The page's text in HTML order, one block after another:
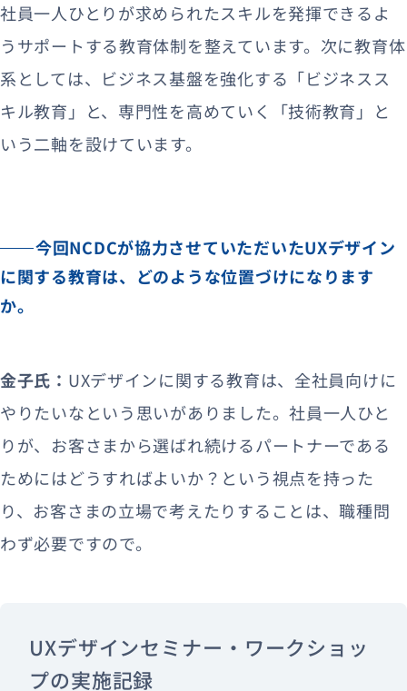
社員一人ひとりが求められたスキルを発揮できるよ
うサポートする教育体制を整えています。次に教育体
系としては、ビジネス基盤を強化する「ビジネスス
キル教育」と、専門性を高めていく「技術教育」と
いう二軸を設けています。
今回NCDCが協力させていただいたUXデザイン
に関する教育は、どのような位置づけになります
か。
金子氏： UXデザインに関する教育は、全社員向けに
やりたいなという思いがありました。社員一人ひと
りが、お客さまから選ばれ続けるパートナーである
ためにはどうすればよいか？という視点を持った
り、お客さまの立場で考えたりすることは、職種問
わず必要ですので。
UXデザインセミナー・ワークショッ
プの実施記録